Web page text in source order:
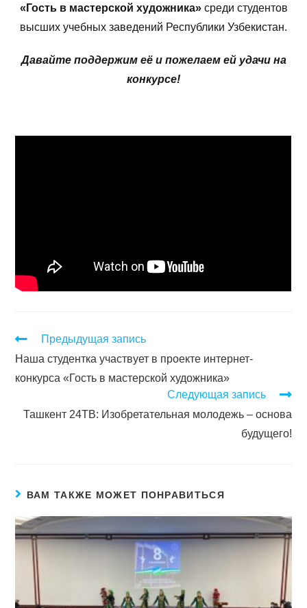
«Гость в мастерской художника»среди студентов
высших учебных заведений Республики Узбекистан.
Давайте поддержим её и пожелаем ей удачи на
конкурсе!
Предыдущая запись
Наша студентка участвует в проекте интернет-
конкурса «Гость в мастерской художника»
Следующая запись
Ташкент 24ТВ: Изобретательная молодежь – основа
будущего!
ВАМ ТАКЖЕ МОЖЕТ ПОНРАВИТЬСЯ